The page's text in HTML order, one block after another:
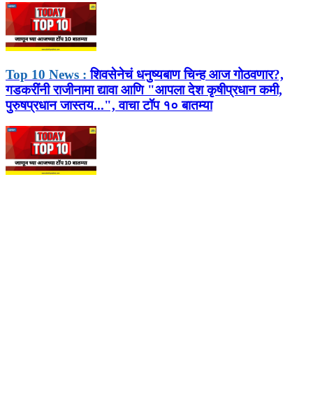
Top 10 News : शिवसेनेचं धनुष्यबाण चिन्ह आज गोठवणार?,
गडकरींनी राजीनामा द्यावा आणि "आपला देश कृषीप्रधान कमी,
पुरुषप्रधान जास्तय...", वाचा टॉप १० बातम्या